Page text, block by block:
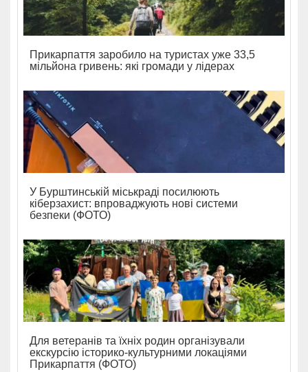
Прикарпаття заробило на туристах уже 33,5
мільйона гривень: які громади у лідерах
У Бурштинській міськраді посилюють
кіберзахист: впроваджують нові системи
безпеки (ФОТО)
Для ветеранів та їхніх родин організували
екскурсію історико-культурними локаціями
Прикарпаття (ФОТО)